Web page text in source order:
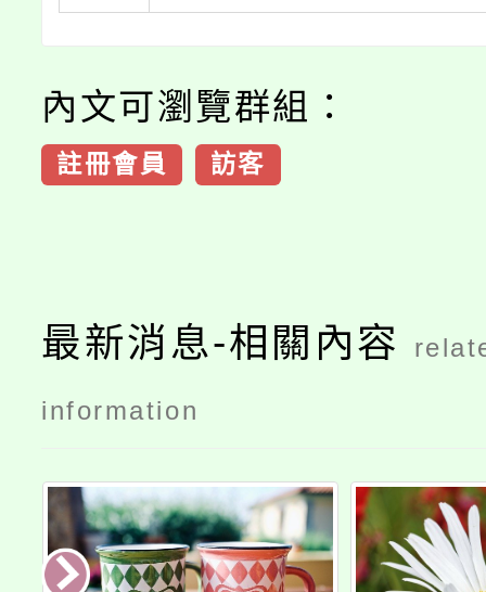
內文可瀏覽群組：
註冊會員 訪客
最新消息-相關內容
information